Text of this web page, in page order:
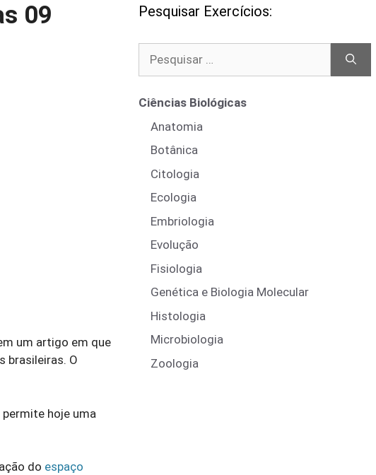
09
um artigo em que
brasileiras. O
hoje uma
do espaço
Pesquisar Exercícios:
Ciências Biológicas
Anatomia
Botânica
Citologia
Ecologia
Embriologia
Evolução
Fisiologia
Genética e Biologia Molecular
Histologia
Microbiologia
Zoologia